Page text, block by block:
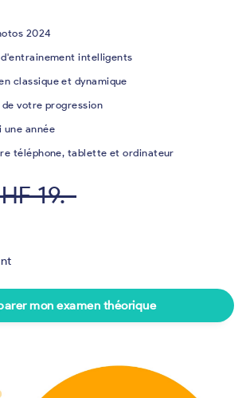
2024
d'entrainement intelligents
classique et dynamique
votre progression
une année
téléphone, tablette et ordinateur
19.-
mon examen théorique